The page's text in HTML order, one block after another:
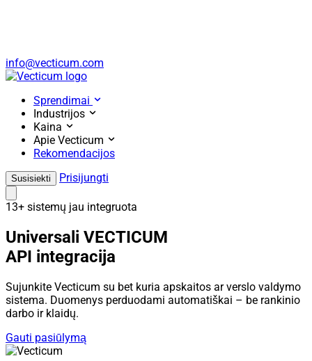
info@vecticum.com
Home
Sprendimai
Industrijos
Kaina
Apie Vecticum
Rekomendacijos
Susisiekti Prisijungti
13+ sistemų jau integruota
Universali VECTICUM
API integracija
Sujunkite Vecticum su bet kuria apskaitos ar verslo valdymo
sistema. Duomenys perduodami automatiškai – be rankinio
darbo ir klaidų.
Gauti pasiūlymą